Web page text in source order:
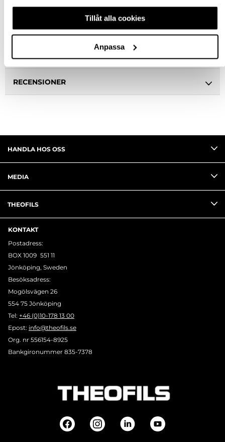
Tillåt alla cookies
Anpassa
SPECIFIKATION
RECENSIONER
HANDLA HOS OSS
MEDIA
THEOFILS
KONTAKT
Postadress:
BOX 1009 551 11
Jönköping, Sweden
Besöksadress:
Mogölsvägen 26
554 75 Jönköping
Tel: +46 (0)10-178 13 00
Epost: info@theofils.se
Org. nr 556154-8925
Bankgironummer 835-7378